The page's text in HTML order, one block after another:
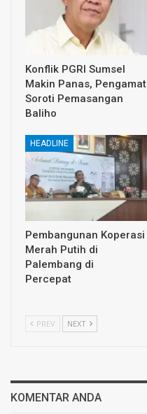
Konflik PGRI Sumsel
Makin Panas, Pengamat
Soroti Pemasangan
Baliho
HEADLINE
Pembangunan Koperasi
Merah Putih di
Palembang di
Percepat
PREV NEXT
KOMENTAR ANDA